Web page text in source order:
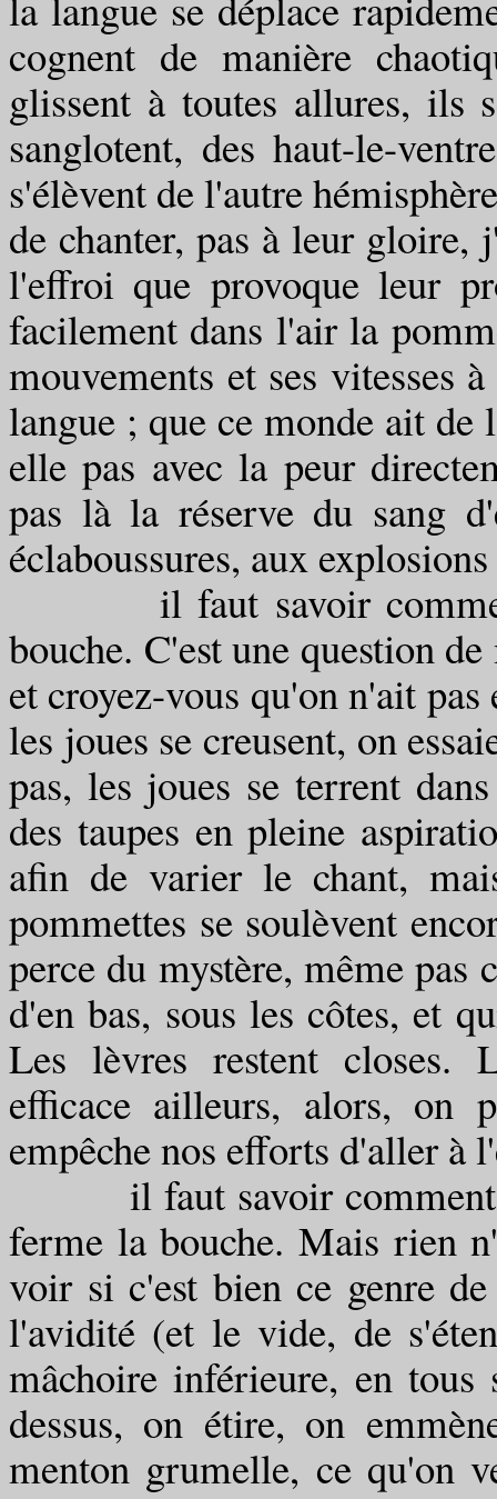
cognent de manière
glissent à toutes allures, ils
sanglotent, des haut-le-
s'élèvent de l'autre
de chanter, pas à leur
l'effroi que provoque leur
facilement dans l'air la
mouvements et ses vitesses
langue ; que ce monde ait
elle pas avec la peur
pas là la réserve du sang
éclaboussures, aux
il faut savoir comment
bouche. C'est une question
et croyez-vous qu'on n'ait
les joues se creusent, on
pas, les joues se terrent
des taupes en pleine
afin de varier le chant,
pommettes se soulèvent
perce du mystère, même pas
d'en bas, sous les côtes, et
Les lèvres restent closes.
efficace ailleurs, alors, on
empêche nos efforts d'aller à
il faut savoir comment
ferme la bouche. Mais rien
voir si c'est bien ce genre
l'avidité (et le vide, de
mâchoire inférieure, en
dessus, on étire, on
menton grumelle, ce qu'on